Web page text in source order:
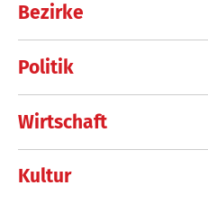
Bezirke
Politik
Wirtschaft
Kultur